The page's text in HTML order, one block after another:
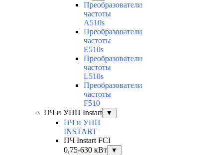
Преобразователи
частоты
A510s
Преобразователи
частоты
E510s
Преобразователи
частоты
L510s
Преобразователи
частоты
F510
ПЧ и УПП Instart
▼
ПЧ и УПП
INSTART
ПЧ Instart FCI
0,75-630 кВт
▼